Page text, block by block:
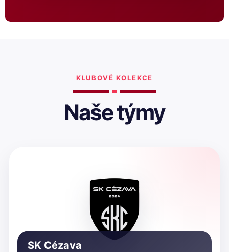
KLUBOVÉ KOLEKCE
Naše týmy
SK Cézava